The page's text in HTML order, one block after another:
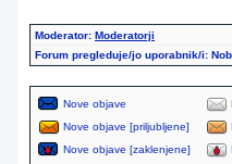
Moderator: Moderatorji
Forum pregleduje/jo uporabnik/i:
Nove objave
Nove objave [priljubljene]
Nove objave [zaklenjene]